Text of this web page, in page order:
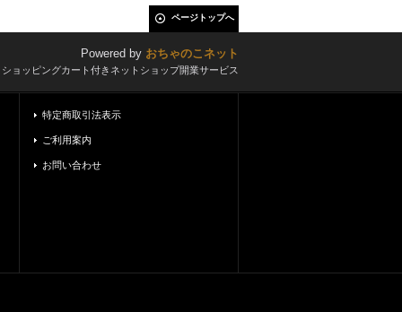
ページトップへ
Powered by おちゃのこネット
ョッピングカート付きネットショップ開業サービス
特定商取引法表示
ご利用案内
お問い合わせ